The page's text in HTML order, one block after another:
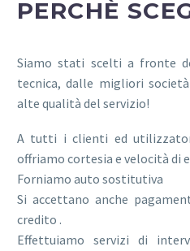
PERCHÈ
Siamo stati scelti a fronte
tecnica, dalle migliori
alte qualità del servizio!
A tutti i clienti ed
offriamo cortesia e velocità di
Forniamo auto sostitutiva
Si accettano anche
credito .
Effettuiamo servizi di